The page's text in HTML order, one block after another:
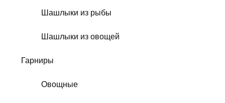
Шашлыки из рыбы
Шашлыки из овощей
Гарниры
Овощные